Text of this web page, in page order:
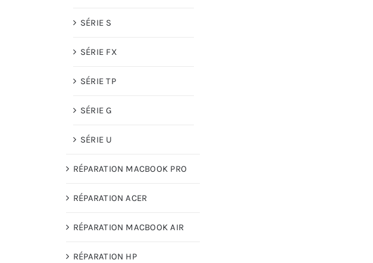
SÉRIE S
SÉRIE FX
SÉRIE TP
SÉRIE G
SÉRIE U
RÉPARATION MACBOOK PRO
RÉPARATION ACER
RÉPARATION MACBOOK AIR
RÉPARATION HP